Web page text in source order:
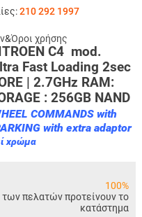
210 292 1997
&Όροι χρήσης
C4 mod.
Fast Loading 2sec
| 2.7GHz RAM:
: 256GB NAND
COMMANDS with
with extra adaptor
χρώμα
100%
των πελατών προτείνουν το
κατάστημα